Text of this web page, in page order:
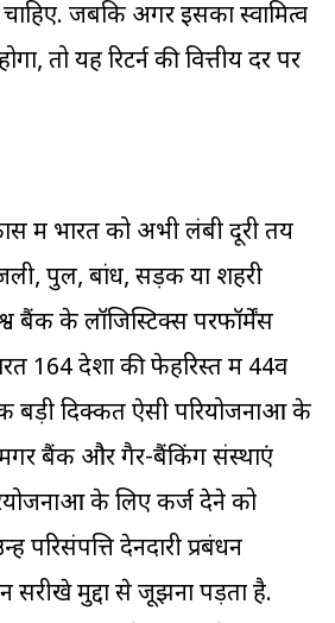
जबकि अगर इसका स्वामित्व
तो यह रिटर्न की वित्तीय दर पर
में भारत को अभी लंबी दूरी तय
पुल, बांध, सड़क या शहरी
बैंक के लॉजिस्टिक्स परफॉर्मेंस
164 देशों की फेहरिस्त में 44वें
बड़ी दिक्कत ऐसी परियोजनाओं के
बैंक और गैर-बैंकिंग संस्थाएं
के लिए कर्ज देने को
परिसंपत्ति देनदारी प्रबंधन
मुद्दों से जूझना पड़ता है.